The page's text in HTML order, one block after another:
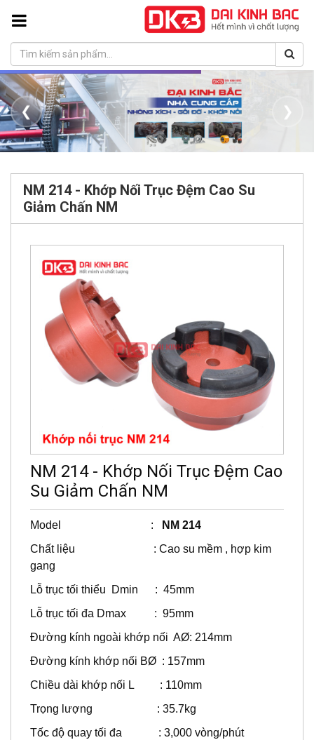
❮ ❯
NM 214 - Khớp Nối Trục Đệm Cao Su
Giảm Chấn NM
NM 214 - Khớp Nối Trục Đệm Cao
Su Giảm Chấn NM
Model :
NM 214
Chất liệu : Cao su mềm , hợp kim
gang
Lỗ trục tối thiểu Dmin : 45mm
Lỗ trục tối đa Dmax : 95mm
Đường kính ngoài khớp nối AØ: 214mm
Đường kính khớp nối BØ : 157mm
Chiều dài khớp nối L : 110mm
Trọng lượng : 35.7kg
Tốc độ quay tối đa : 3,000 vòng/phút